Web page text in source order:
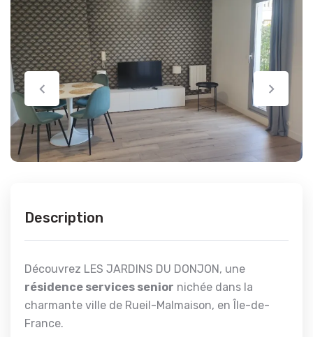
Description
Découvrez LES JARDINS DU DONJON, une
résidence services senior nichée dans la
charmante ville de Rueil-Malmaison, en Île-de-
France.